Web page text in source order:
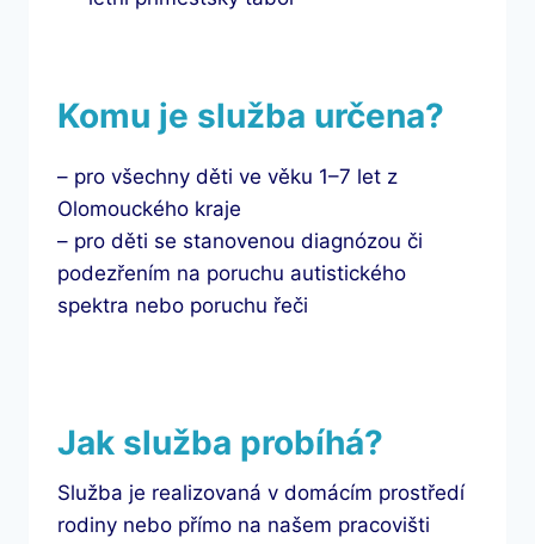
Komu je služba určena?
– pro všechny děti ve věku 1–7 let z
Olomouckého kraje
– pro děti se stanovenou diagnózou či
podezřením na poruchu autistického
spektra nebo poruchu řeči
Jak služba probíhá?
Služba je realizovaná v domácím prostředí
rodiny nebo přímo na našem pracovišti